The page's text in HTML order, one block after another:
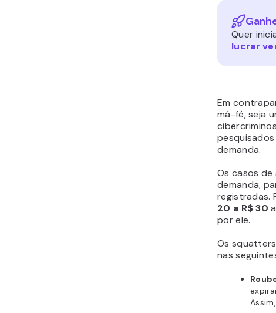
Quer
lucrar
Em
má-fé, seja
demanda.
Os casos
demanda,
registradas.
20 a R$ 30
por ele.
Os squatters
nas